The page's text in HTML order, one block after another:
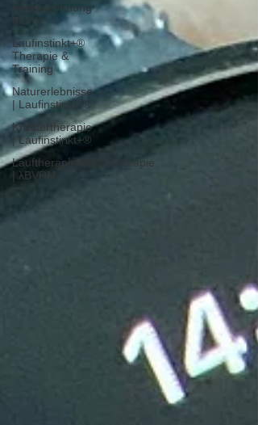
Ferienwohnung
Müritz
Laufinstinkt+®
Therapie &
Training
Naturerlebnisse
| Laufinstinkt+®
Kräutertherapie
| Laufinstinkt+®
Lauftherapie+Musiktherapie
| λBVRM